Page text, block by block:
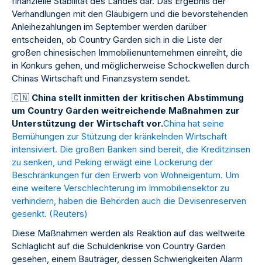
Verhandlungen mit den Gläubigern und die bevorstehenden
Anleihezahlungen im September werden darüber
entscheiden, ob Country Garden sich in die Liste der
großen chinesischen Immobilienunternehmen einreiht, die
in Konkurs gehen, und möglicherweise Schockwellen durch
Chinas Wirtschaft und Finanzsystem sendet.
🇨🇳 China stellt inmitten der kritischen Abstimmung
um Country Garden weitreichende Maßnahmen zur
Unterstützung der Wirtschaft vor.China hat seine
Bemühungen zur Stützung der kränkelnden Wirtschaft
intensiviert. Die großen Banken sind bereit, die Kreditzinsen
zu senken, und Peking erwägt eine Lockerung der
Beschränkungen für den Erwerb von Wohneigentum. Um
eine weitere Verschlechterung im Immobiliensektor zu
verhindern, haben die Behörden auch die Devisenreserven
gesenkt. (Reuters)
Diese Maßnahmen werden als Reaktion auf das weltweite
Schlaglicht auf die Schuldenkrise von Country Garden
gesehen, einem Bauträger, dessen Schwierigkeiten Alarm